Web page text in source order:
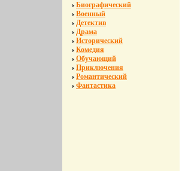
Биографический
Военный
Детектив
Драма
Исторический
Комедия
Обучающий
Приключения
Романтический
Фантастика